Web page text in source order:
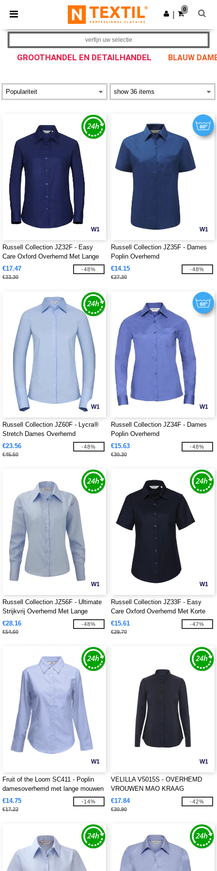
× Ntextil-app
Betere prijzen in de app!
Download app
0
GROOTHANDEL EN DETAILHANDEL BLAUW
verfijn uw selectie
W1
Russell Collection JZ32F - Easy
Care Oxford Overhemd Met Lange
Mouw
€17.47
€33.30
-48%
W1
Russell Collection JZ35F - Dames
Poplin Overhemd
€14.15
€27.30
-48%
W1
Russell Collection JZ60F - Lycra®
Stretch Dames Overhemd
€23.56
€45.50
-48%
W1
Russell Collection JZ34F - Dames
Poplin Overhemd
€15.63
€30.30
-48%
W1
Russell Collection JZ56F - Ultimate
Strijkvrij Overhemd Met Lange
Mouwen
€28.16
€54.60
-48%
W1
Russell Collection JZ33F - Easy
Care Oxford Overhemd Met Korte
Mouw
€15.61
€29.70
-47%
W1
Fruit of the Loom SC411 - Poplin
damesoverhemd met lange mouwen
€14.75
€17.22
-14%
W1
VELILLA V5015S - OVERHEMD
VROUWEN MAO KRAAG
€17.84
€30.90
-42%